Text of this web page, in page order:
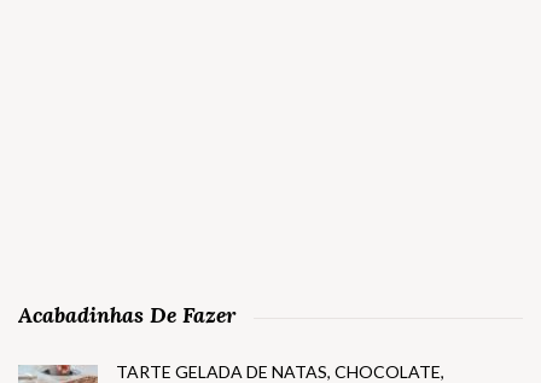
Acabadinhas De Fazer
TARTE GELADA DE NATAS, CHOCOLATE,